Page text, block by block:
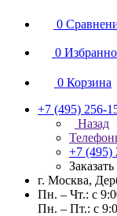
0
0
0 Корзина
+7 (495) 256-
Назад
+7 (495)
г. Москва,
Пн. – Чт.: с
Пн. – Пт.: с